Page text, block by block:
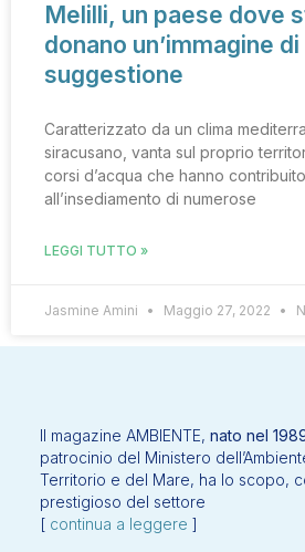
Melilli, un paese dove
donano un’immagine
suggestione
Caratterizzato da un clima
siracusano, vanta sul proprio
corsi d’acqua che hanno
all’insediamento di numerose
LEGGI TUTTO »
Jasmine Amini Maggio 27, 2022
Il magazine AMBIENTE, nato nel
patrocinio del Ministero
Territorio e del Mare, ha lo scopo,
prestigioso del settore
[ continua a leggere ]